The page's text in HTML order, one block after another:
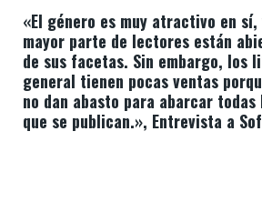
«El género es muy atractivo en
mayor parte de lectores están
de sus facetas. Sin embargo, los
general tienen pocas ventas
no dan abasto para abarcar todas
que se publican.», Entrevista a